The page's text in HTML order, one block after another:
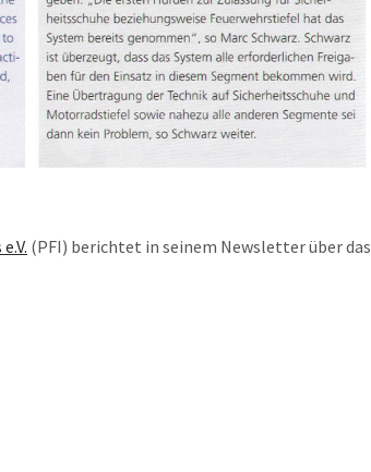
(PFI) berichtet in seinem Newsletter über das